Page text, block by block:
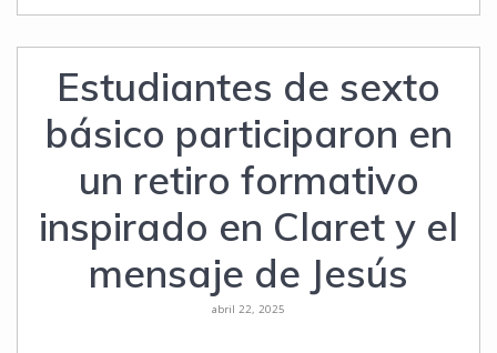
Estudiantes de sexto
básico participaron en
un retiro formativo
inspirado en Claret y el
mensaje de Jesús
abril 22, 2025